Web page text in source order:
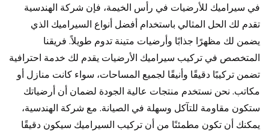
في سيراميك للأرضيات في رأس الخيمة، فإن شركة الهندسية
تقدم لك الحل المثالي باستخدام أفضل أنواع السيراميك الذي
يضمن لك مظهرًا جذابًا وأرضيات متينة تدوم طويلاً. فريقنا
المتخصص في تركيب سيراميك الأرضيات يقدم لك خدمة احترافية
تضمن تركيبًا دقيقًا وأنيقًا لجميع المساحات، سواء كانت منازل أو
مكاتب. نحن نستخدم منتجات عالية الجودة لضمان أن أرضياتك
ستكون مقاومة للتآكل وسهلة في الصيانة. مع شركة الهندسية،
يمكنك أن تكون مطمئنًا من أن تركيب السيراميك سيكون دقيقًا